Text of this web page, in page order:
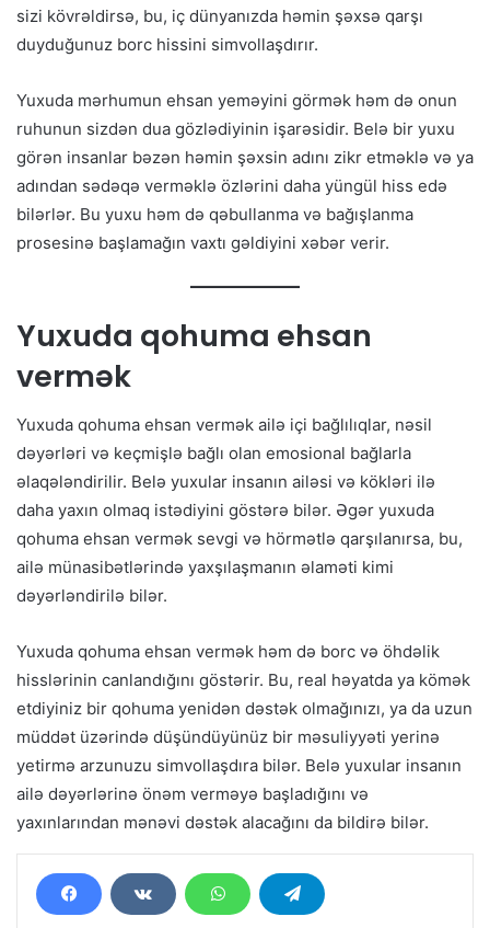
sizi kövrəldirsə, bu, iç dünyanızda həmin şəxsə qarşı
duyduğunuz borc hissini simvollaşdırır.
Yuxuda mərhumun ehsan yeməyini görmək həm də onun
ruhunun sizdən dua gözlədiyinin işarəsidir. Belə bir yuxu
görən insanlar bəzən həmin şəxsin adını zikr etməklə və ya
adından sədəqə verməklə özlərini daha yüngül hiss edə
bilərlər. Bu yuxu həm də qəbullanma və bağışlanma
prosesinə başlamağın vaxtı gəldiyini xəbər verir.
Yuxuda qohuma ehsan
vermək
Yuxuda qohuma ehsan vermək ailə içi bağlılıqlar, nəsil
dəyərləri və keçmişlə bağlı olan emosional bağlarla
əlaqələndirilir. Belə yuxular insanın ailəsi və kökləri ilə
daha yaxın olmaq istədiyini göstərə bilər. Əgər yuxuda
qohuma ehsan vermək sevgi və hörmətlə qarşılanırsa, bu,
ailə münasibətlərində yaxşılaşmanın əlaməti kimi
dəyərləndirilə bilər.
Yuxuda qohuma ehsan vermək həm də borc və öhdəlik
hisslərinin canlandığını göstərir. Bu, real həyatda ya kömək
etdiyiniz bir qohuma yenidən dəstək olmağınızı, ya da uzun
müddət üzərində düşündüyünüz bir məsuliyyəti yerinə
yetirmə arzunuzu simvollaşdıra bilər. Belə yuxular insanın
ailə dəyərlərinə önəm verməyə başladığını və
yaxınlarından mənəvi dəstək alacağını da bildirə bilər.